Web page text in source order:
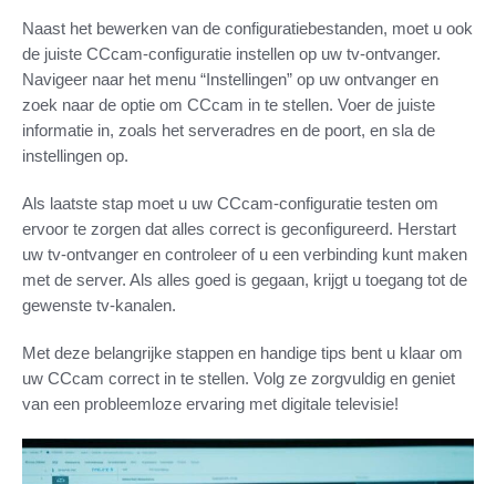
Naast het bewerken van de configuratiebestanden, moet u ook
de juiste CCcam-configuratie instellen op uw tv-ontvanger.
Navigeer naar het menu “Instellingen” op uw ontvanger en
zoek naar de optie om CCcam in te stellen. Voer de juiste
informatie in, zoals het serveradres en de poort, en sla de
instellingen op.
Als laatste stap moet u uw CCcam-configuratie testen om
ervoor te zorgen dat alles correct is geconfigureerd. Herstart
uw tv-ontvanger en controleer of u een verbinding kunt maken
met de server. Als alles goed is gegaan, krijgt u toegang tot de
gewenste tv-kanalen.
Met deze belangrijke stappen en handige tips bent u klaar om
uw CCcam correct in te stellen. Volg ze zorgvuldig en geniet
van een probleemloze ervaring met digitale televisie!